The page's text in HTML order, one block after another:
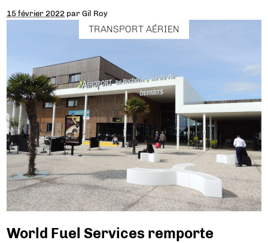
15 février 2022 parGil Roy
TRANSPORT AÉRIEN
World Fuel Services remporte